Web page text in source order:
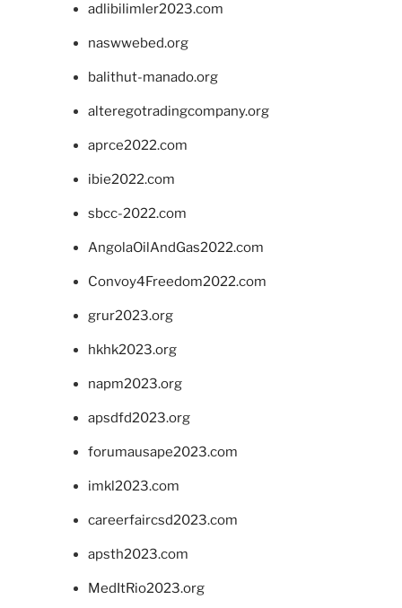
adlibilimler2023.com
naswwebed.org
balithut-manado.org
alteregotradingcompany.org
aprce2022.com
ibie2022.com
sbcc-2022.com
AngolaOilAndGas2022.com
Convoy4Freedom2022.com
grur2023.org
hkhk2023.org
napm2023.org
apsdfd2023.org
forumausape2023.com
imkl2023.com
careerfaircsd2023.com
apsth2023.com
MedItRio2023.org